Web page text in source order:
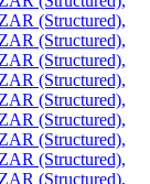
(Structured),
(Structured),
(Structured),
(Structured),
(Structured),
(Structured),
(Structured),
(Structured),
(Structured),